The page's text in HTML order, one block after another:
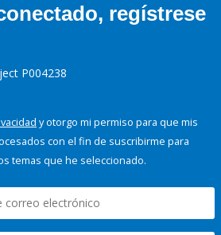
regístrese
P004238
y otorgo mi permiso para que mis
con el fin de suscribirme para
temas que he seleccionado.